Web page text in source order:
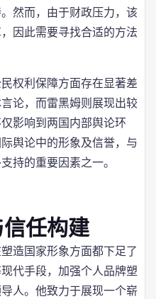
然而，由于财政压力，该
因此需要寻找合适的方法
权利保障方面存在显著差
论，而雷黑姆则展现出较
影响到两国内部舆论环
舆论中的形象及信誉，与
持的重要因素之一。
任构建
造国家形象方面都下足了
代手段，加强个人品牌塑
人。他致力于展现一个崭